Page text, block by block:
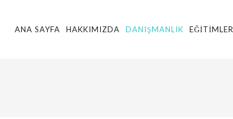
ANA SAYFA HAKKIMIZDA DANIŞMANLIK EĞITIMLER